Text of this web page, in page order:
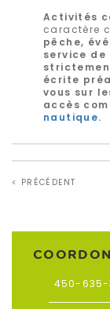
Activités
caractère
pêche,
service
écrite
vous sur
accès
nautique.
< PRÉCÉDENT
450-635-